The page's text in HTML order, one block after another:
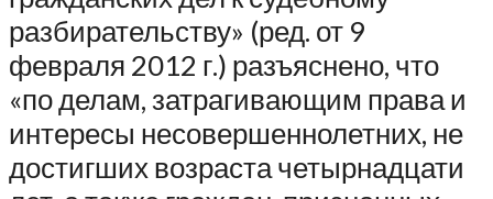
разбирательству» (ред. от 9
февраля 2012 г.) разъяснено, что
«по делам, затрагивающим права и
интересы несовершеннолетних, не
достигших возраста четырнадцати